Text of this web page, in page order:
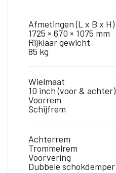
Afmetingen (L x B x H)
1725 × 670 × 1075 mm
Rijklaar gewicht
85 kg
Wielmaat
10 inch (voor & achter)
Voorrem
Schijfrem
Achterrem
Trommelrem
Voorvering
Dubbele schokdemper